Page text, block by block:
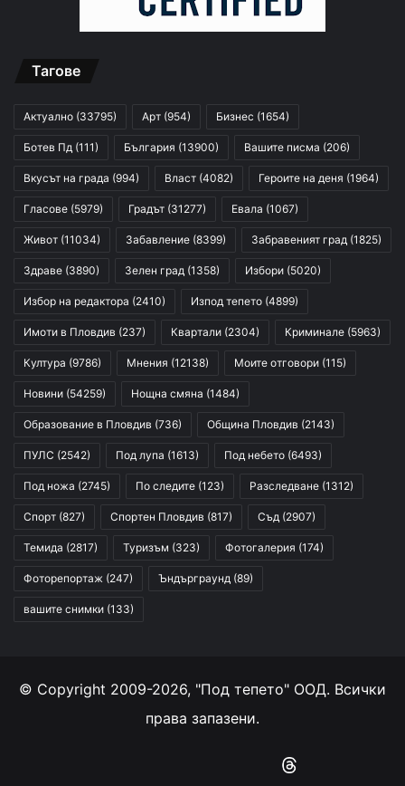
Тагове
Актуално (33795) Арт (954) Бизнес (1654)
Ботев Пд (111) България (13900) Вашите писма (206)
Вкусът на града (994) Власт (4082) Героите на деня (1964)
Гласове (5979) Градът (31277) Евала (1067)
Живот (11034) Забавление (8399) Забравеният град (1825)
Здраве (3890) Зелен град (1358) Избори (5020)
Избор на редактора (2410) Изпод тепето (4899)
Имоти в Пловдив (237) Квартали (2304) Криминале (5963)
Култура (9786) Мнения (12138) Моите отговори (115)
Новини (54259) Нощна смяна (1484)
Образование в Пловдив (736) Община Пловдив (2143)
ПУЛС (2542) Под лупа (1613) Под небето (6493)
Под ножа (2745) По следите (123) Разследване (1312)
Спорт (827) Спортен Пловдив (817) Съд (2907)
Темида (2817) Туризъм (323) Фотогалерия (174)
Фоторепортаж (247) Ъндърграунд (89)
вашите снимки (133)
© Copyright 2009-2026, "Под тепето" ООД. Всички
права запазени.
Instagram
RSS